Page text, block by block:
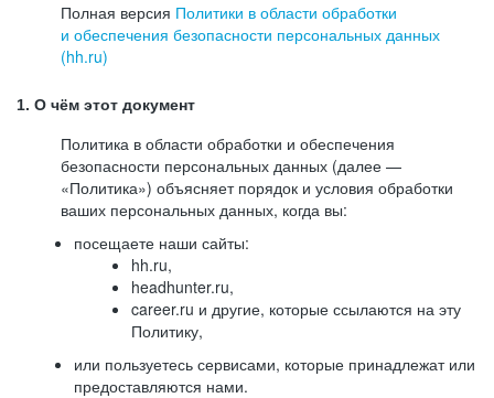
Полная версия Политики в области обработки
и обеспечения безопасности персональных данных
(hh.ru)
1. О чём этот документ
Политика в области обработки и обеспечения
безопасности персональных данных (далее —
«Политика») объясняет порядок и условия обработки
ваших персональных данных, когда вы:
посещаете наши сайты:
hh.ru,
headhunter.ru,
career.ru и другие, которые ссылаются на эту
Политику,
или пользуетесь сервисами, которые принадлежат или
предоставляются нами.